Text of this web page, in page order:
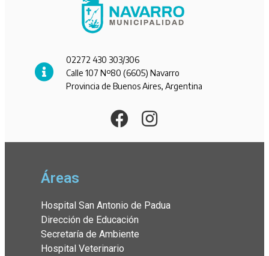
02272 430 303/306
Calle 107 Nº80 (6605) Navarro
Provincia de Buenos Aires, Argentina
Áreas
Hospital San Antonio de Padua
Dirección de Educación
Secretaría de Ambiente
Hospital Veterinario